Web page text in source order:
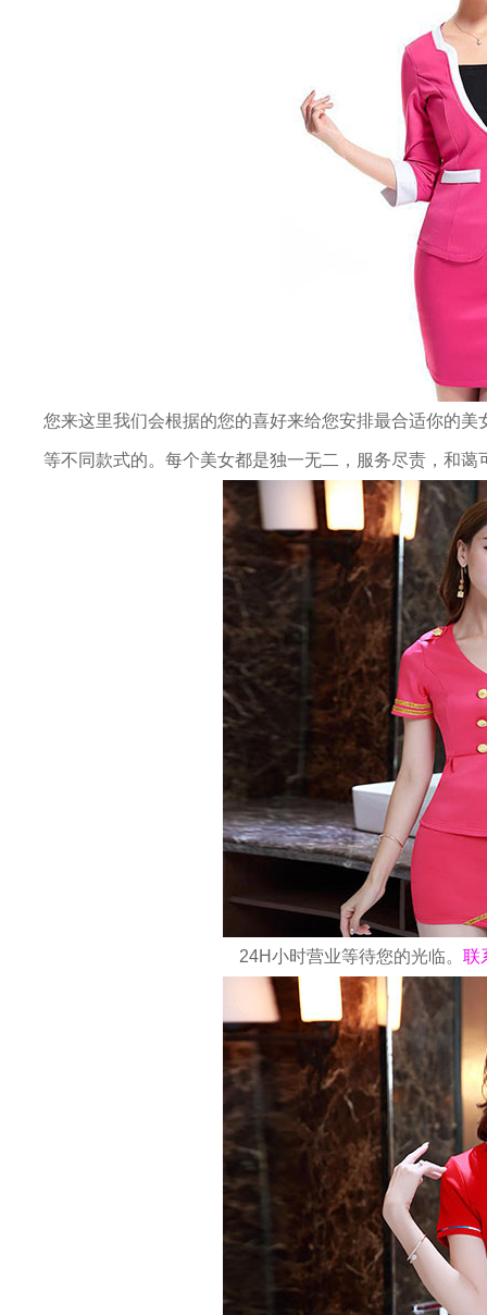
您来这里我们会根据的您的喜好来给您安排最合适你的
等不同款式的。每个美女都是独一无二，服务尽责，和蔼
24H小时营业等待您的光临。 联